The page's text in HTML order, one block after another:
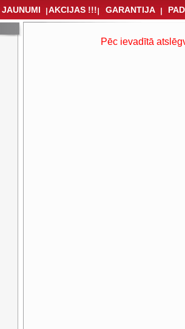
JAUNUMI AKCIJAS !!! GARANTIJA
Pēc ievadītā